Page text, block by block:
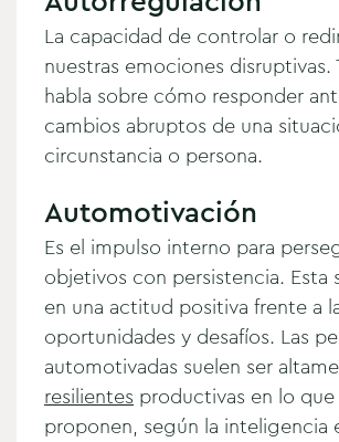
La capacidad de controlar o
nuestras emociones disruptivas.
habla sobre cómo responder
cambios abruptos de una
circunstancia o persona.
Automotivación
Es el impulso interno para
objetivos con persistencia. Esta
en una actitud positiva frente a
oportunidades y desafíos. Las
automotivadas suelen ser
resilientes productivas en lo que
proponen, según la inteligencia